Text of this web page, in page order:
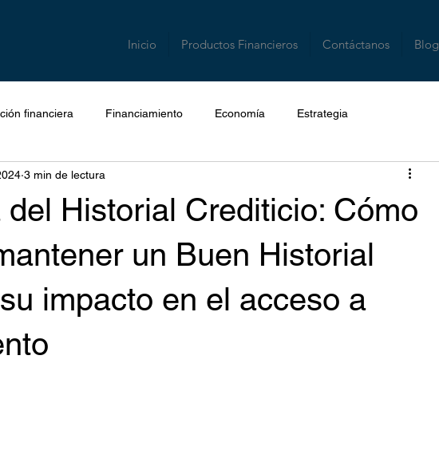
Inicio Productos Financieros Contáctanos Blog
financiera Financiamiento Economía Estrategia
Historial Crediticio: Cómo
un Buen Historial
impacto en el acceso a
3 min de lectura